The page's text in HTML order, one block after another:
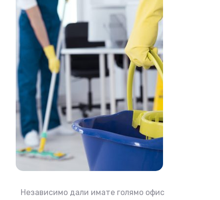
Независимо дали имате голямо офис